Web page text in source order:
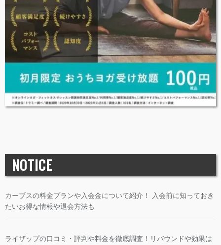
NOTICE
カーブスの料金プランや入会金について紹介！ 入会前に知っておき
たいお得な情報や退会方法も
ライザップの口コミ・評判や料金を徹底調査！リバウンドや効果は